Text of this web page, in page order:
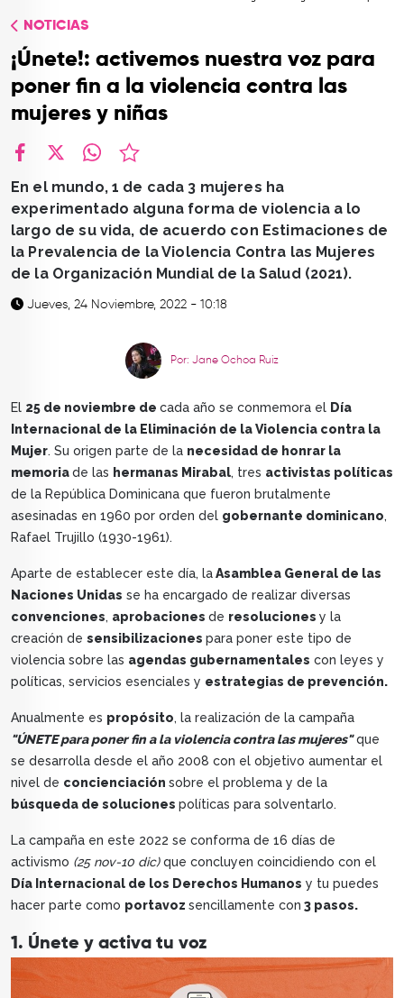
QUIÉNES SOMOS
CONTACTO
NOTICIAS
¡Únete!: activemos nuestra voz para
poner fin a la violencia contra las
mujeres y niñas
En el mundo, 1 de cada 3 mujeres ha
experimentado alguna forma de violencia a lo
largo de su vida, de acuerdo con Estimaciones de
la Prevalencia de la Violencia Contra las Mujeres
de la Organización Mundial de la Salud (2021).
Jueves, 24 Noviembre, 2022 - 10:18
Por: Jane Ochoa Ruiz
El 25 de noviembre de cada año se conmemora el Día
Internacional de la Eliminación de la Violencia contra la
Mujer. Su origen parte de la necesidad de honrar la
memoriade las hermanas Mirabal, tres activistas políticas
de la República Dominicana que fueron brutalmente
asesinadas en 1960 por orden del gobernante dominicano,
Rafael Trujillo (1930-1961).
Aparte de establecer este día, laAsamblea General de las
Naciones Unidas se ha encargado de realizar diversas
convenciones, aprobaciones de resoluciones y la
creación de sensibilizaciones para poner este tipo de
violencia sobre las agendas gubernamentales con leyes y
políticas, servicios esenciales y estrategias de prevención.
Anualmente es propósito, la realización de la campaña
"ÚNETE para poner fin a la violencia contra las mujeres"que
se desarrolla desde el año 2008 con el objetivo aumentar el
nivel de concienciación sobre el problema y de la
búsqueda de soluciones políticas para solventarlo.
La campaña en este 2022 se conforma de 16 días de
activismo (25 nov-10 dic)que concluyen coincidiendo con el
Día Internacional de los Derechos Humanos y tu puedes
hacer parte como portavoz sencillamente con 3 pasos.
1. Únete y activa tu voz